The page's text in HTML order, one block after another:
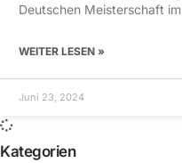
Deutschen Meisterschaft im
WEITER LESEN »
Juni 23, 2024
Kategorien